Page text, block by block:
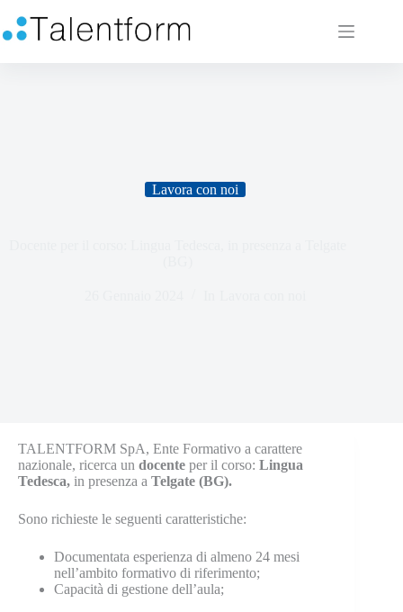
Lavora con noi
TALENTFORM SpA, Ente Formativo a carattere
nazionale, ricerca un docente per il corso: Lingua
Tedesca, in presenza a Telgate (BG).
Sono richieste le seguenti caratteristiche:
Documentata esperienza di almeno 24 mesi
nell’ambito formativo di riferimento;
Capacità di gestione dell’aula;